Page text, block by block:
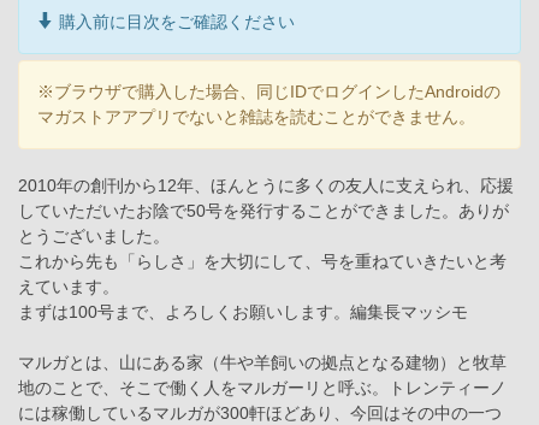
購入前に目次をご確認ください
※ブラウザで購入した場合、同じIDでログインしたAndroidの
マガストアアプリでないと雑誌を読むことができません。
2010年の創刊から12年、ほんとうに多くの友人に支えられ、応援
していただいたお陰で50号を発行することができました。ありが
とうございました。
これから先も「らしさ」を大切にして、号を重ねていきたいと考
えています。
まずは100号まで、よろしくお願いします。編集長マッシモ
マルガとは、山にある家（牛や羊飼いの拠点となる建物）と牧草
地のことで、そこで働く人をマルガーリと呼ぶ。トレンティーノ
には稼働しているマルガが300軒ほどあり、今回はその中の一つ